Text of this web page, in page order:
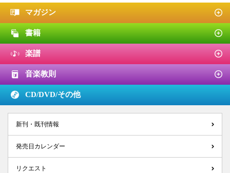
マガジン
書籍
楽譜
音楽教則
CD/DVD/その他
新刊・既刊情報
発売日カレンダー
リクエスト